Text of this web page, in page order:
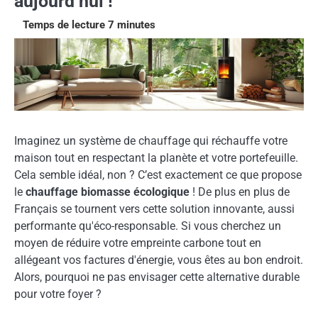
Imaginez un système de chauffage qui réchauffe votre
maison tout en respectant la planète et votre portefeuille.
Cela semble idéal, non ? C’est exactement ce que propose
le chauffage biomasse écologique ! De plus en plus de
Français se tournent vers cette solution innovante, aussi
performante qu'éco-responsable. Si vous cherchez un
moyen de réduire votre empreinte carbone tout en
allégeant vos factures d'énergie, vous êtes au bon endroit.
Alors, pourquoi ne pas envisager cette alternative durable
pour votre foyer ?